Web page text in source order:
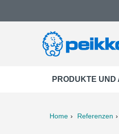
PRODUKTE UND
Home Referenzen